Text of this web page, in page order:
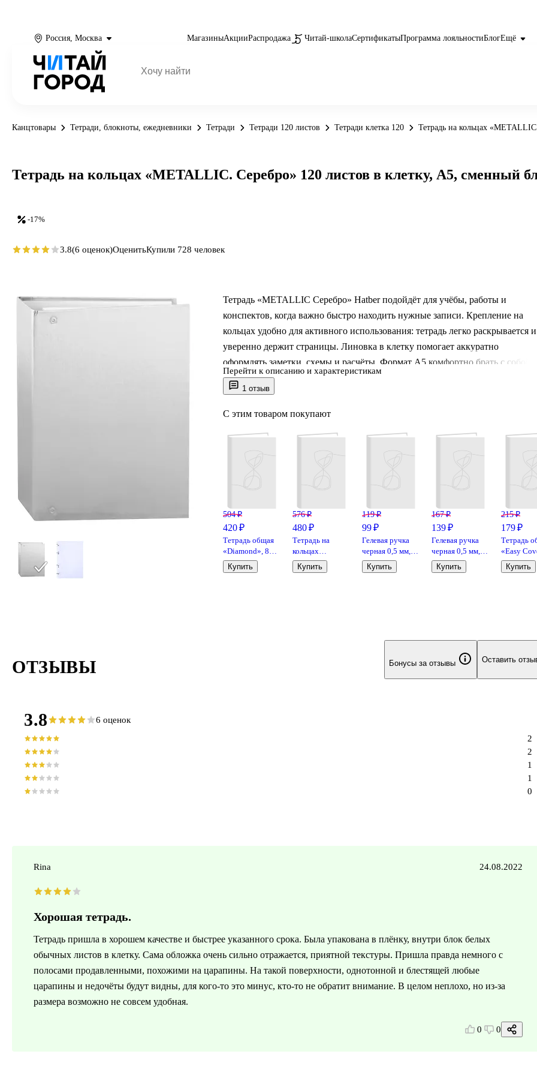
Россия, Москва МагазиныАкцииРаспродажа Читай-школаСертификатыПрограмма лояльностиБлогЕщё
Канцтовары Тетради, блокноты, ежедневники Тетради Тетради 120 листов Тетради клетка 120 Тетрадь на кольцах
1 отзыв
Тетрадь «METALLIC Серебро» Hatber подойдёт для учёбы, работы и
конспектов, когда важно быстро находить нужные записи. Крепление на
кольцах удобно для активного использования: тетрадь легко раскрывается и
уверенно держит страницы. Линовка в клетку помогает аккуратно
оформлять заметки, схемы и расчёты. Формат А5 комфортно брать с собой в
сумку или рюкзак. Обложка из бумвинила практична в повседневной носке,
а серебристое оформление добавляет стильный акцент. Есть индивидуальная
упаковка.
Перейти к описанию и характеристикам
С этим товаром покупают
504 ₽
420 ₽
Тетрадь общая
«Diamond», 80
листов в клетку,
А4, в
Купить
576 ₽
480 ₽
Тетрадь на
кольцах
«Кудряшка» 160
листов в клетку,
Купить
119 ₽
99 ₽
Гелевая ручка
черная 0,5 мм,
Gradient,
Schiller, в
Купить
167 ₽
139 ₽
Гелевая ручка
черная 0,5 мм,
Unique, Schiller
Купить
215 ₽
179 ₽
Тетрадь
«Easy
листов в
А5, в
Купить
-17%
Тетрадь на кольцах «METALLIC. Серебро» 120 листов в клетку, А5, сменный
3.8(6 оценок)ОценитьКупили 728 человек
ОТЗЫВЫ Бонусы за отзывы Оставить
3.8 6 оценок
0
1
1
2
2
Rina 24.08.2022
Хорошая тетрадь.
Тетрадь пришла в хорошем качестве и быстрее указанного срока. Была упакована в плёнку, внутри блок белых
обычных листов в клетку. Сама обложка очень сильно отражается, приятной текстуры. Пришла правда немного с
полосами продавленными, похожими на царапины. На такой поверхности, однотонной и блестящей любые
царапины и недочёты будут видны, для кого-то это минус, кто-то не обратит внимание. В целом неплохо, но из-за
размера возможно не совсем удобная.
0 0